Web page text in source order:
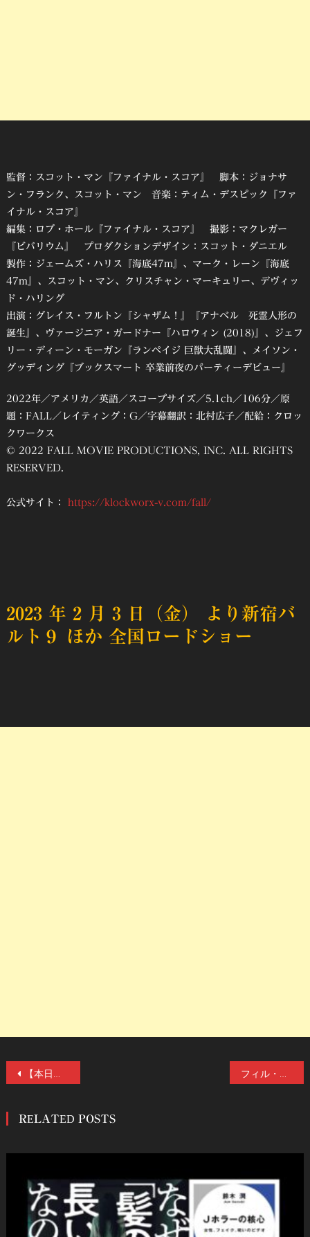
監督：スコット・マン『ファイナル・スコア』 脚本：ジョナサ
ン・フランク、スコット・マン 音楽：ティム・デスピック『ファ
イナル・スコア』
編集：ロブ・ホール『ファイナル・スコア』 撮影：マクレガー
『ビバリウム』 プロダクションデザイン：スコット・ダニエル
製作：ジェームズ・ハリス『海底47m』、マーク・レーン『海底
47m』、スコット・マン、クリスチャン・マーキュリー、デヴィッ
ド・ハリング
出演：グレイス・フルトン『シャザム！』『アナベル 死霊人形の
誕生』、ヴァージニア・ガードナー『ハロウィン (2018)』、ジェフ
リー・ディーン・モーガン『ランペイジ 巨獣大乱闘』、メイソン・
グッディング『ブックスマート 卒業前夜のパーティーデビュー』
2022年／アメリカ／英語／スコープサイズ／5.1ch／106分／原
題：FALL／レイティング：G／字幕翻訳：北村広子／配給：クロッ
クワークス
© 2022 FALL MOVIE PRODUCTIONS, INC. ALL RIGHTS
RESERVED.
公式サイト： https://klockworx-v.com/fall/
2023 年 2 月 3 日（金） より新宿バ
ルト９ ほか 全国ロードショー
投
ナ
ビ
【本日公開】高橋洋、イシグロキョウヘイ、伊藤智彦も称賛！PFFアワード入選などで注目される井坂優介の長編映画デビュー作『シャーマンの娘』レイト公開！
RELATED POSTS